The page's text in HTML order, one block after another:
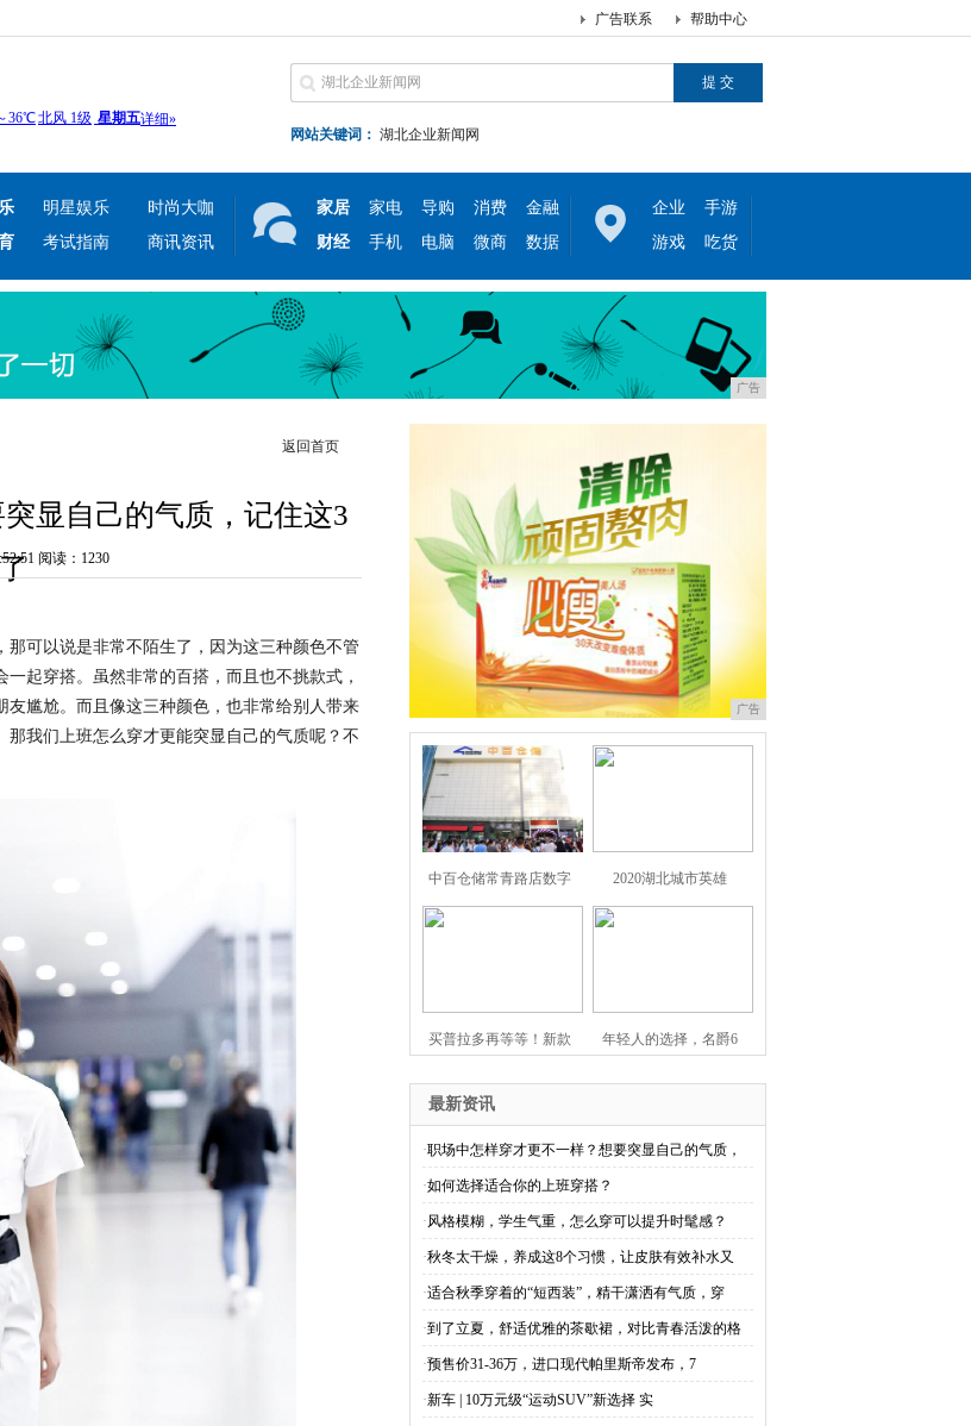
帮助中心
广告联系
网站关键词： 湖北企业新闻网
明星娱乐
时尚大咖
考试指南 商讯资讯
家居 家电 导购 消费
金融
财经
手机 电脑 微商 数据
企业
手游
游戏
吃货
广告
返回首页
显自己的气质，记住这3
阅读：1230
可以说是非常不陌生了，因为这三种颜色不管
起穿搭。虽然非常的百搭，而且也不挑款式，
尴尬。而且像这三种颜色，也非常给别人带来
我们上班怎么穿才更能突显自己的气质呢？不
广告
中百仓储常青路店数字 2020湖北城市英雄
买普拉多再等等！新款 年轻人的选择，名爵6
最新资讯
·职场中怎样穿才更不一样？想要突显自己的气质，
·如何选择适合你的上班穿搭？
·风格模糊，学生气重，怎么穿可以提升时髦感？
·秋冬太干燥，养成这8个习惯，让皮肤有效补水又
·适合秋季穿着的“短西装”，精干潇洒有气质，穿
·到了立夏，舒适优雅的茶歇裙，对比青春活泼的格
·预售价31-36万，进口现代帕里斯帝发布，7
·新车 | 10万元级“运动SUV”新选择 实